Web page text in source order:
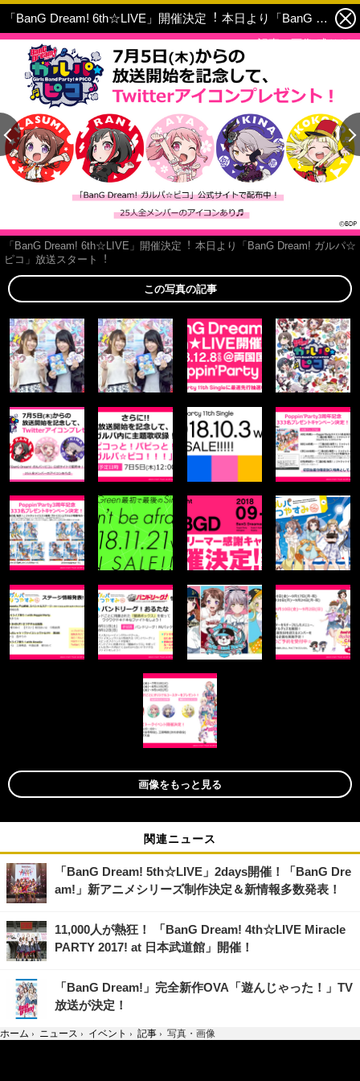
「BanG Dream! 6th☆LIVE」開催決定︕ 本日より「BanG Dream! ガルパ☆ピコ」放送スタート︕ 5枚目の写真・画像
「BanG Dream! 6th☆LIVE」開催決定︕ 本日より「BanG Dream! ガルパ☆
ピコ」放送スタート︕
この写真の記事
画像をもっと見る
関連ニュース
「BanG Dream! 5th☆LIVE」2days開催！「BanG Dre
am!」新アニメシリーズ制作決定＆新情報多数発表！
11,000人が熱狂！ 「BanG Dream! 4th☆LIVE Miracle
PARTY 2017! at 日本武道館」開催！
「BanG Dream!」完全新作OVA「遊んじゃった！」TV
放送が決定！
この記事の画像 残り16
ホーム › ニュース › イベント › 記事 › 写真・画像